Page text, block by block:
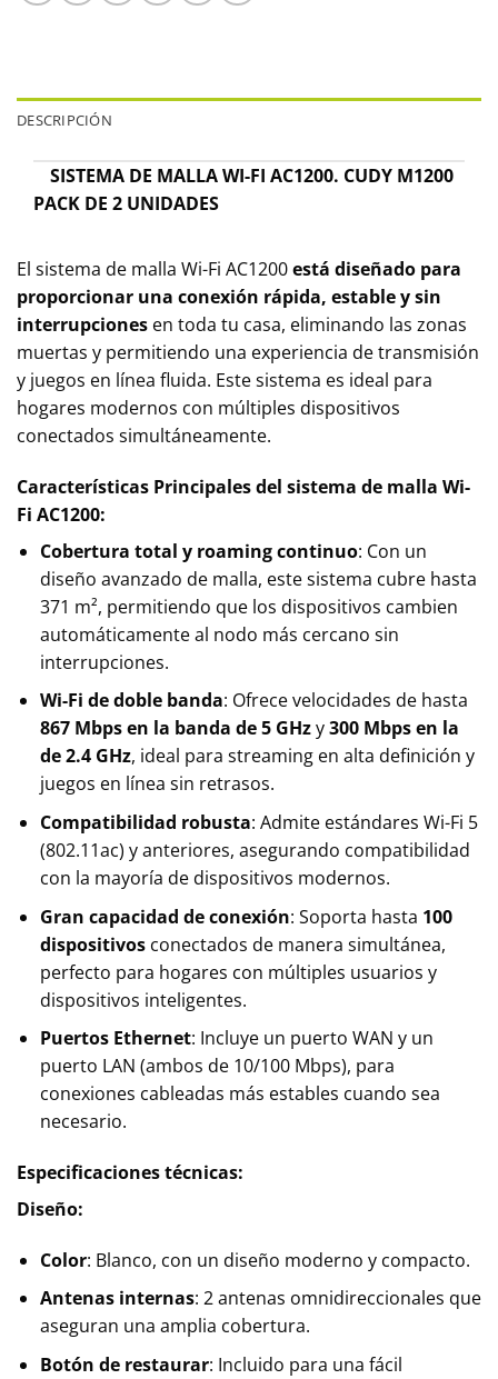
DESCRIPCIÓN
SISTEMA DE MALLA WI-FI AC1200. CUDY M1200
PACK DE 2 UNIDADES
El sistema de malla Wi-Fi AC1200está diseñado para
proporcionar una conexión rápida, estable y sin
interrupciones en toda tu casa, eliminando las zonas
muertas y permitiendo una experiencia de transmisión
y juegos en línea fluida. Este sistema es ideal para
hogares modernos con múltiples dispositivos
conectados simultáneamente.
Características Principales del sistema de malla Wi-
Fi AC1200:
Cobertura total y roaming continuo: Con un
diseño avanzado de malla, este sistema cubre hasta
371 m², permitiendo que los dispositivos cambien
automáticamente al nodo más cercano sin
interrupciones.
Wi-Fi de doble banda: Ofrece velocidades de hasta
867 Mbps en la banda de 5 GHzy300 Mbps en la
de 2.4 GHz, ideal para streaming en alta definición y
juegos en línea sin retrasos.
Compatibilidad robusta: Admite estándares Wi-Fi 5
(802.11ac) y anteriores, asegurando compatibilidad
con la mayoría de dispositivos modernos.
Gran capacidad de conexión: Soporta hasta 100
dispositivosconectados de manera simultánea,
perfecto para hogares con múltiples usuarios y
dispositivos inteligentes.
Puertos Ethernet: Incluye un puerto WAN y un
puerto LAN (ambos de 10/100 Mbps), para
conexiones cableadas más estables cuando sea
necesario.
Especificaciones técnicas:
Diseño:
Color: Blanco, con un diseño moderno y compacto.
Antenas internas: 2 antenas omnidireccionales que
aseguran una amplia cobertura.
Botón de restaurar: Incluido para una fácil